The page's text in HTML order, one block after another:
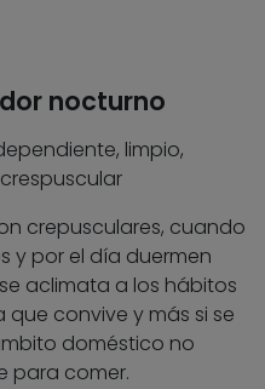
nocturno
limpio,
crepusculares, cuando
y por el día duermen
aclimata a los hábitos
convive y más si se
doméstico no
para comer.